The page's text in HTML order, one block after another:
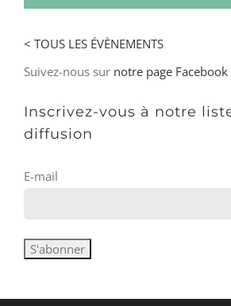
< TOUS LES ÉVÈNEMENTS
Suivez-nous sur notre page Facebook
Inscrivez-vous à notre
diffusion
E-mail